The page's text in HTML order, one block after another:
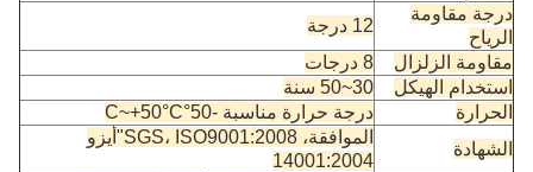
درجة مقاومة
الرياح
12 درجة
مقاومة الزلزال
8 درجات
استخدام الهيكل
30~50 سنة
الحرارة
درجة حرارة مناسبة -50°C~+50°C
الشهادة
الموافقة، SGS، ISO9001:2008"أيزو
14001:2004